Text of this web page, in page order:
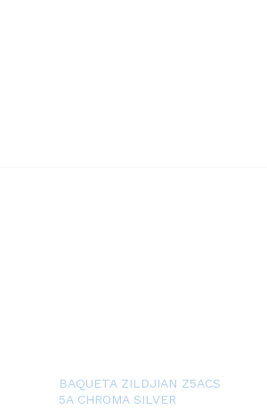
BAQUETA ZILDJIAN Z5ACS
5A CHROMA SILVER